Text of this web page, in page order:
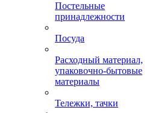
Постельные
принадлежности
Посуда
Расходный материал,
упаковочно-бытовые
материалы
Тележки, тачки